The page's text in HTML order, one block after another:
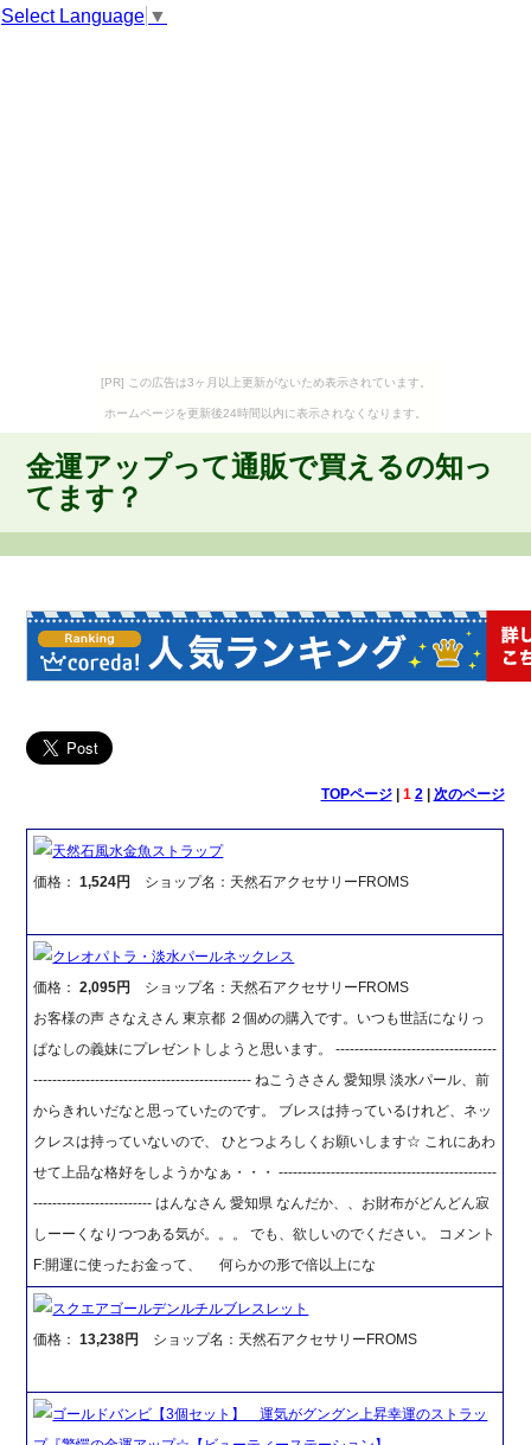
Select Language ▼
[PR] この広告は3ヶ月以上更新がないため表示されています。
ホームページを更新後24時間以内に表示されなくなります。
金運アップって通販で買えるの知っ
てます？
TOPページ| 1 2| 次のページ
天然石風水金魚ストラップ
価格：1,524円 ショップ名：天然石アクセサリーFROMS
クレオパトラ・淡水パールネックレス
価格：2,095円
ショップ名：天然石アクセサリーFROMS
お客様の声 さなえさん 東京都 ２個めの購入です。いつも世話になりっ
ぱなしの義妹にプレゼントしようと思います。 ----------------------------------
---------------------------------------------- ねこうささん 愛知県 淡水パール、前
からきれいだなと思っていたのです。 ブレスは持っているけれど、ネッ
クレスは持っていないので、 ひとつよろしくお願いします☆ これにあわ
せて上品な格好をしようかなぁ・・・ ----------------------------------------------
------------------------- はんなさん 愛知県 なんだか、、お財布がどんどん寂
しーーくなりつつある気が。。。 でも、欲しいのでください。 コメント
F:開運に使ったお金って、 何らかの形で倍以上にな
スクエアゴールデンルチルブレスレット
価格：13,238円 ショップ名：天然石アクセサリーFROMS
ゴールドバンビ【3個セット】 運気がグングン上昇幸運のストラッ